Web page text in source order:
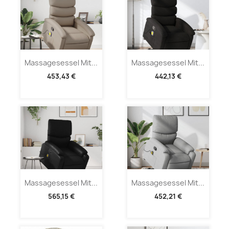
Massagesessel Mit...
453,43 €
Massagesessel Mit...
442,13 €
Massagesessel Mit...
565,15 €
Massagesessel Mit...
452,21 €